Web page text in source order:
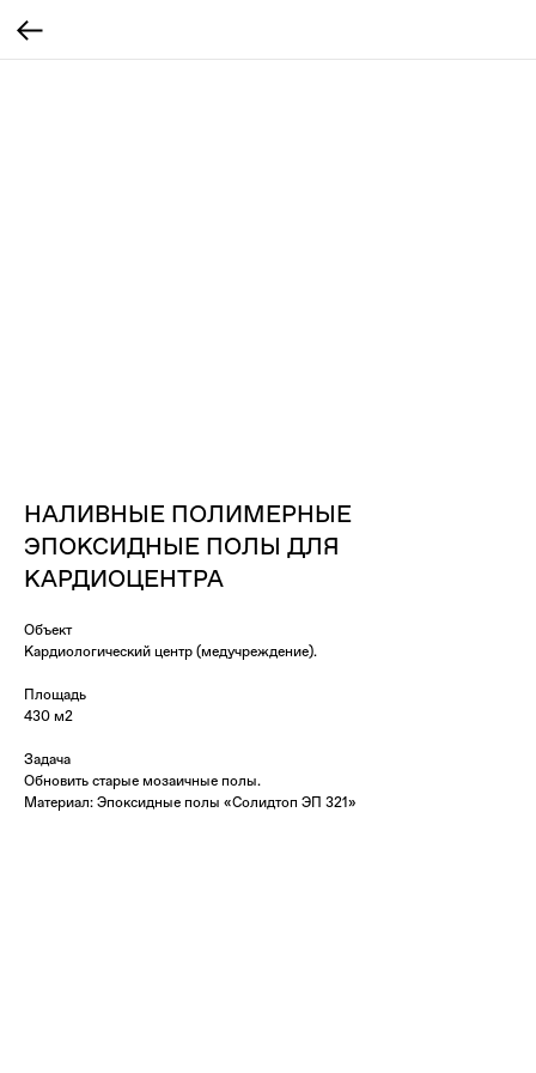
НАЛИВНЫЕ ПОЛИМЕРНЫЕ
ЭПОКСИДНЫЕ ПОЛЫ ДЛЯ
КАРДИОЦЕНТРА
Объект
Кардиологический центр (медучреждение).
Площадь
430 м2
Задача
Обновить старые мозаичные полы.
Материал: Эпоксидные полы «Солидтоп ЭП 321»